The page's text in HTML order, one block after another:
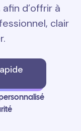
d’offrir à
clair